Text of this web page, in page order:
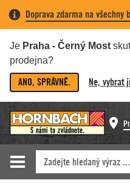
Doprava zdarma na všechny
Je Praha - Černý Most
prodejna?
ANO, SPRÁVNĚ. Ne, vybrat